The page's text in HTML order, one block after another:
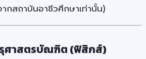
กสถาบันอาชีวศึกษาเท่านั้น)
ศาสตรบัณฑิต (ฟิสิกส์)